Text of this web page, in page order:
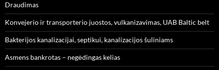
Draudimas
Konvejerio ir transporterio juostos, vulkanizavimas, UAB Baltic belt
Bakterijos kanalizacijai, septikui, kanalizacijos šuliniams
Asmens bankrotas – negėdingas kelias